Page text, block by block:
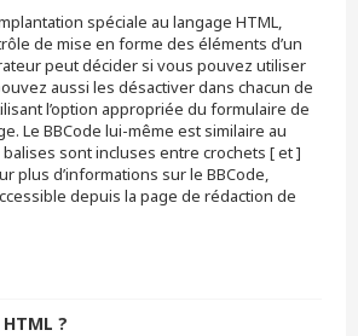
spéciale au langage HTML,
de mise en forme des éléments d’un
peut décider si vous pouvez utiliser
aussi les désactiver dans chacun de
l’option appropriée du formulaire de
Le BBCode lui-même est similaire au
balises sont incluses entre crochets [ et ]
plus d’informations sur le BBCode,
depuis la page de rédaction de
?